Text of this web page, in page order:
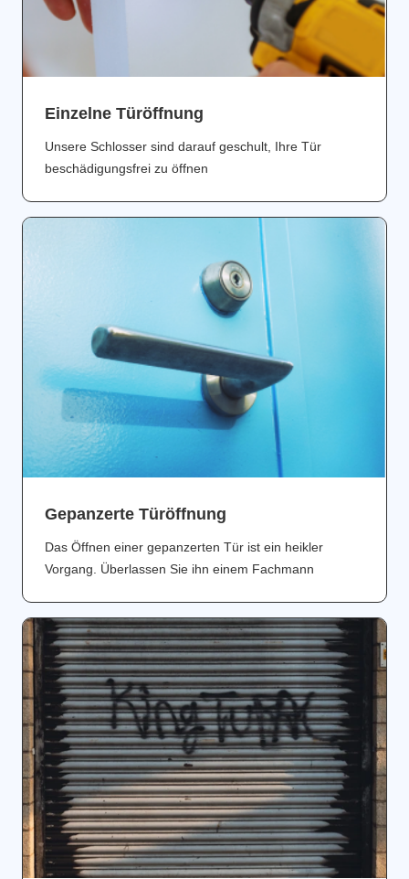
Einzelne Türöffnung
Unsere Schlosser sind darauf geschult, Ihre Tür
beschädigungsfrei zu öffnen
Gepanzerte Türöffnung
Das Öffnen einer gepanzerten Tür ist ein heikler
Vorgang. Überlassen Sie ihn einem Fachmann